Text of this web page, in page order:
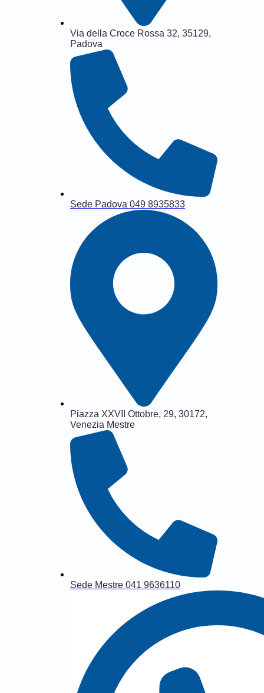
Via della Croce Rossa 32, 35129,
Padova
Sede Padova 049 8935833
Piazza XXVII Ottobre, 29, 30172,
Venezia Mestre
Sede Mestre 041 9636110